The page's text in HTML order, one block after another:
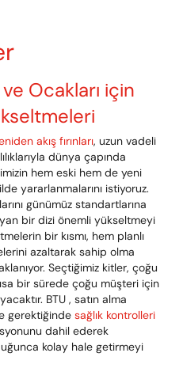
ve Ocakları için
akış fırınları, uzun vadeli
dünya çapında
hem eski hem de yeni
yararlanmalarını istiyoruz.
günümüz standartlarına
bir dizi önemli yükseltmeyi
bir kısmı, hem planlı
azaltarak sahip olma
Seçtiğimiz kitler, çoğu
bir sürede çoğu müşteri için
BTU , satın alma
gerektiğinde sağlık kontrolleri
dahil ederek
kolay hale getirmeyi